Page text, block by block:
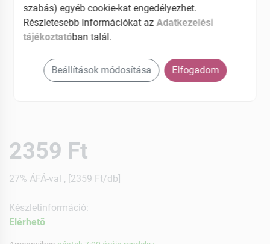
2359 Ft
27% ÁFÁ-val , [2359 Ft/db]
Készletinformáció:
Elérhetõ
szabás) egyéb cookie-kat engedélyezhet.
Részletesebb információkat az Adatkezelési
tájékoztatóban talál.
Beállítások módosítása Elfogadom